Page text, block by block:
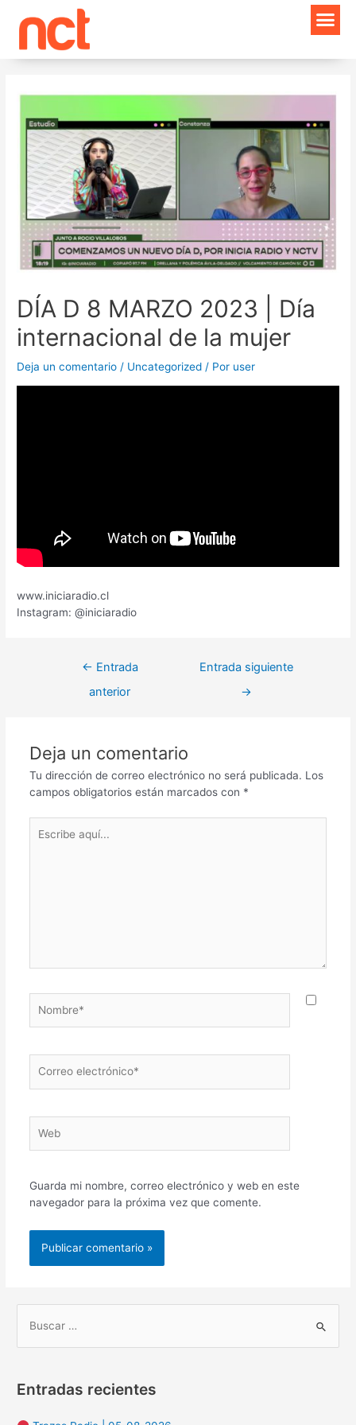
contenido
DÍA D 8 MARZO 2023 | Día
internacional de la mujer
Deja un comentario / Uncategorized / Por user
www.iniciaradio.cl
Instagram: @iniciaradio
Navegación
de
entradas
← Entrada
anterior
Entrada siguiente
→
Deja un comentario
Tu dirección de correo electrónico no será publicada. Los
campos obligatorios están marcados con *
aquí...
electrónico*
Guarda mi nombre, correo electrónico y web en este
navegador para la próxima vez que comente.
u
c
Entradas recientes